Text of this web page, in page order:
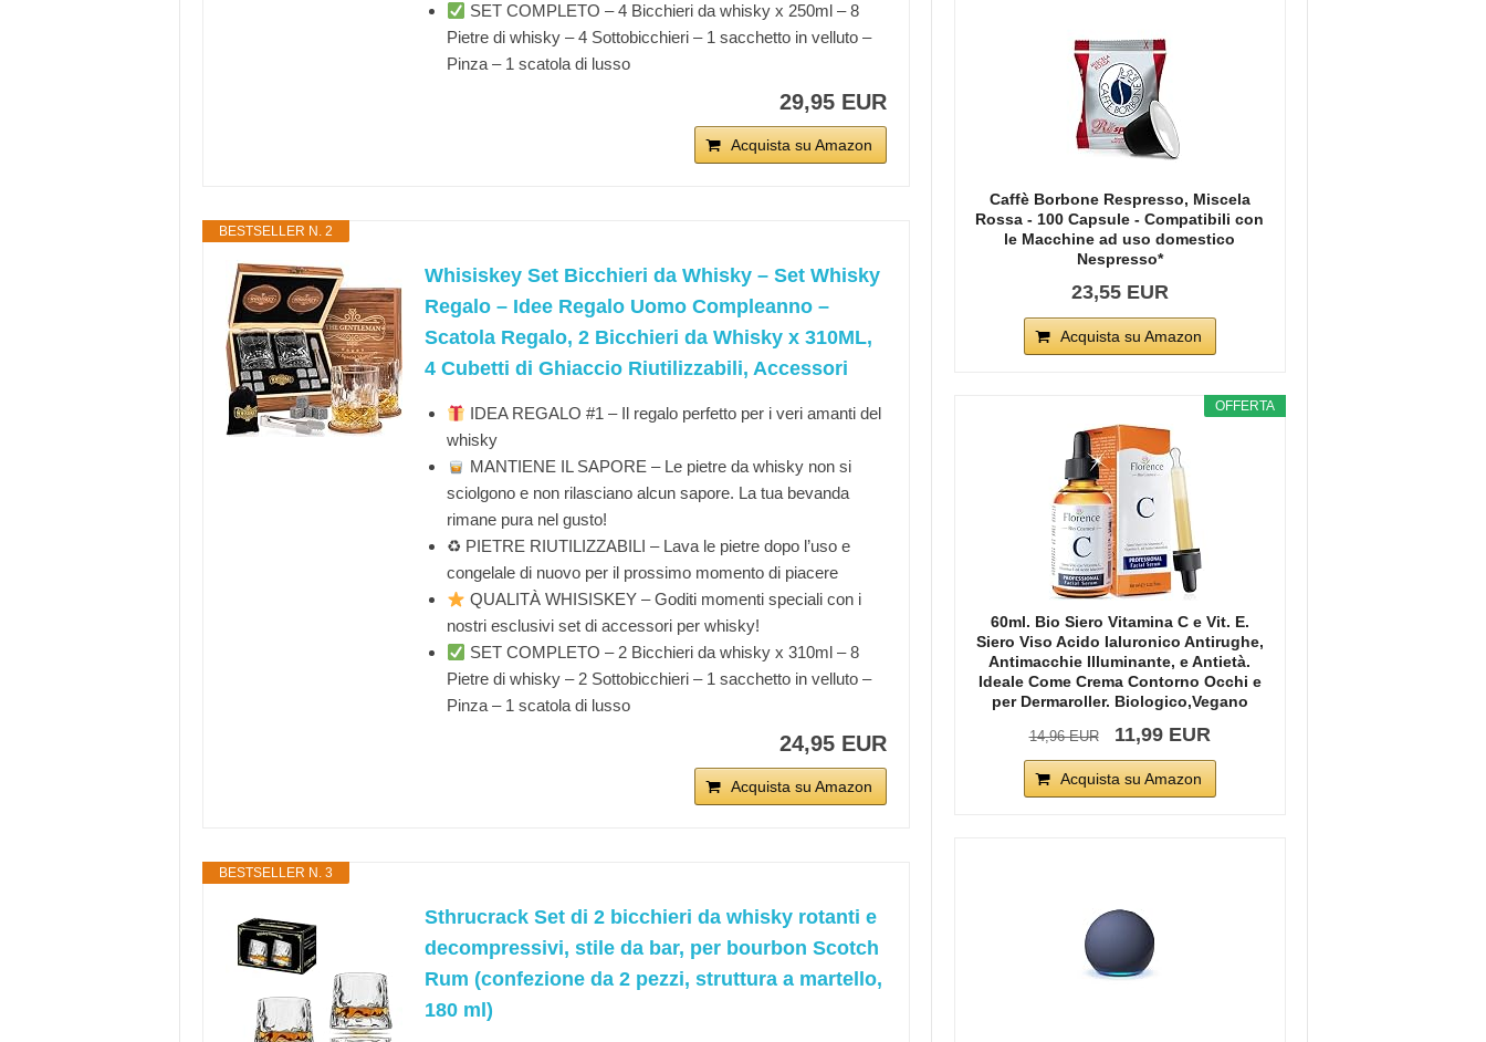
SET COMPLETO – 4 Bicchieri da whisky x 250ml – 8
Pietre di whisky – 4 Sottobicchieri – 1 sacchetto in velluto –
Pinza – 1 scatola di lusso
29,95 EUR
Acquista su Amazon
BESTSELLER N. 2
Whisiskey Set Bicchieri da Whisky – Set Whisky
Regalo – Idee Regalo Uomo Compleanno –
Scatola Regalo, 2 Bicchieri da Whisky x 310ML,
4 Cubetti di Ghiaccio Riutilizzabili, Accessori
IDEA REGALO #1 – Il regalo perfetto per i veri amanti del
whisky
MANTIENE IL SAPORE – Le pietre da whisky non si
sciolgono e non rilasciano alcun sapore. La tua bevanda
rimane pura nel gusto!
♻ PIETRE RIUTILIZZABILI – Lava le pietre dopo l’uso e
congelale di nuovo per il prossimo momento di piacere
QUALITÀ WHISISKEY – Goditi momenti speciali con i
nostri esclusivi set di accessori per whisky!
SET COMPLETO – 2 Bicchieri da whisky x 310ml – 8
Pietre di whisky – 2 Sottobicchieri – 1 sacchetto in velluto –
Pinza – 1 scatola di lusso
24,95 EUR
Acquista su Amazon
BESTSELLER N. 3
Sthrucrack Set di 2 bicchieri da whisky rotanti e
decompressivi, stile da bar, per bourbon Scotch
Rum (confezione da 2 pezzi, struttura a martello,
180 ml)
Caffè Borbone Respresso, Miscela
Rossa - 100 Capsule - Compatibili con
le Macchine ad uso domestico
Nespresso*
23,55 EUR
Acquista su Amazon
OFFERTA
60ml. Bio Siero Vitamina C e Vit. E.
Siero Viso Acido Ialuronico Antirughe,
Antimacchie Illuminante, e Antietà.
Ideale Come Crema Contorno Occhi e
per Dermaroller. Biologico,Vegano
14,96 EUR 11,99 EUR
Acquista su Amazon